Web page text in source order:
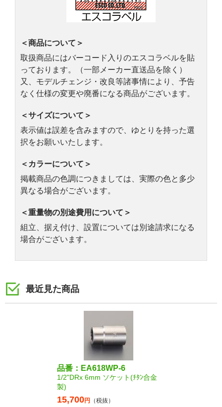
＜商品について＞
取扱商品にはバーコード入りのエスコラベルを貼
っております。（一部メーカー直送品を除く）
又、モデルチェンジ・改良等諸事情により、予告
なく仕様の変更や廃番になる商品がございます。
＜サイズについて＞
表示値は誤差を含みますので、ゆとりを持った選
択をお願いいたします。
＜カラーについて＞
掲載商品の色調につきましては、実際の色と多少
異なる場合がございます。
＜重量物の別途費用について＞
組立、据え付け、設置については別途請求になる
場合がございます。
最近見た商品
品番：EA618WP-6
1/2"DRx 6mm ソケット(ﾁﾀﾝ合金
製)
15,700円 （税抜）